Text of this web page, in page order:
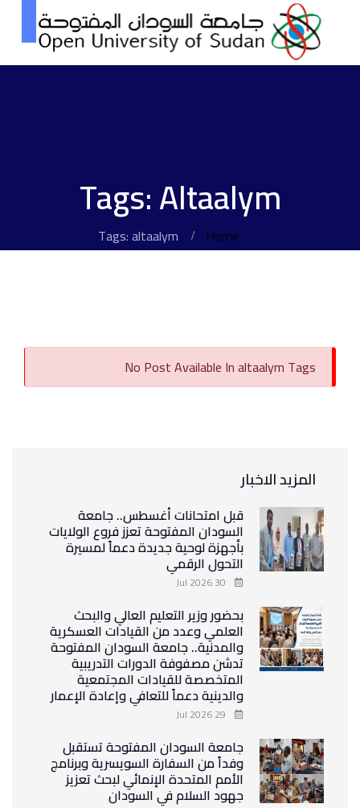
Tags: Altaalym
Home
Tags: altaalym
No Post Available In altaalym Tags
المزيد الاخبار
قبل امتحانات أغسطس.. جامعة
السودان المفتوحة تعزز فروع الولايات
بأجهزة لوحية جديدة دعماً لمسيرة
التحول الرقمي
بحضور وزير التعليم العالي والبحث
العلمي وعدد من القيادات العسكرية
والمدنية.. جامعة السودان المفتوحة
تدشن مصفوفة الدورات التدريبية
المتخصصة للقيادات المجتمعية
والدينية دعماً للتعافي وإعادة الإعمار
جامعة السودان المفتوحة تستقبل
وفداً من السفارة السويسرية وبرنامج
الأمم المتحدة الإنمائي لبحث تعزيز
جهود السلام في السودان